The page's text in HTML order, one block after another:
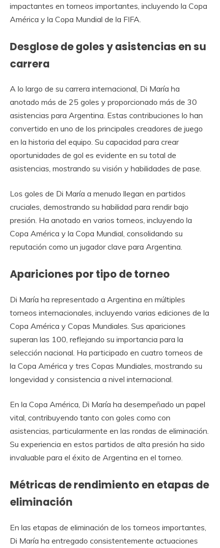
impactantes en torneos importantes, incluyendo la Copa
América y la Copa Mundial de la FIFA.
Desglose de goles y asistencias en su
carrera
A lo largo de su carrera internacional, Di María ha
anotado más de 25 goles y proporcionado más de 30
asistencias para Argentina. Estas contribuciones lo han
convertido en uno de los principales creadores de juego
en la historia del equipo. Su capacidad para crear
oportunidades de gol es evidente en su total de
asistencias, mostrando su visión y habilidades de pase.
Los goles de Di María a menudo llegan en partidos
cruciales, demostrando su habilidad para rendir bajo
presión. Ha anotado en varios torneos, incluyendo la
Copa América y la Copa Mundial, consolidando su
reputación como un jugador clave para Argentina.
Apariciones por tipo de torneo
Di María ha representado a Argentina en múltiples
torneos internacionales, incluyendo varias ediciones de la
Copa América y Copas Mundiales. Sus apariciones
superan las 100, reflejando su importancia para la
selección nacional. Ha participado en cuatro torneos de
la Copa América y tres Copas Mundiales, mostrando su
longevidad y consistencia a nivel internacional.
En la Copa América, Di María ha desempeñado un papel
vital, contribuyendo tanto con goles como con
asistencias, particularmente en las rondas de eliminación.
Su experiencia en estos partidos de alta presión ha sido
invaluable para el éxito de Argentina en el torneo.
Métricas de rendimiento en etapas de
eliminación
En las etapas de eliminación de los torneos importantes,
Di María ha entregado consistentemente actuaciones